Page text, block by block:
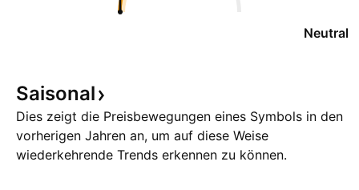
Neutral
Saisonal
Dies zeigt die Preisbewegungen eines Symbols in den
vorherigen Jahren an, um auf diese Weise
wiederkehrende Trends erkennen zu können.